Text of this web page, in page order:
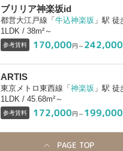
ブリリア神楽坂id
都営大江戸線「 牛込神楽坂 」駅 徒
1LDK / 38m²～
参考賃料 170,000円～ 242,000
ARTIS
東京メトロ東西線「 神楽坂 」駅 徒
1LDK / 45.68m²～
参考賃料 172,000円～ 199,000
PAGE TOP